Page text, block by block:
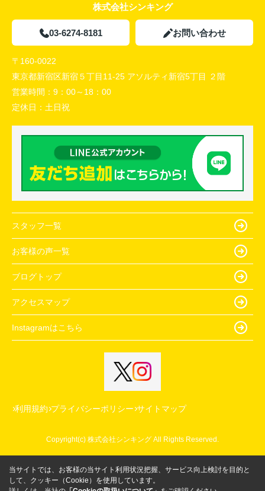
株式会社シンキング
03-6274-8181 お問い合わせ
〒160-0022
東京都新宿区新宿５丁目11-25 アソルティ新宿5丁目 ２階
営業時間： 9：00～18：00
定休日： 土日祝
スタッフ一覧
お客様の声一覧
ブログトップ
アクセスマップ
Instagramはこちら
利用規約 プライバシーポリシー サイトマップ
Copyright(c) 株式会社シンキング All Rights Reserved.
当サイトでは、お客様の当サイト利用状況把握、サービス向上検討を目的と
して、クッキー（Cookie）を使用しています。